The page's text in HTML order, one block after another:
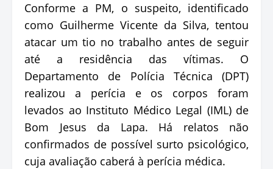
Conforme a PM, o suspeito, identificado
como Guilherme Vicente da Silva, tentou
atacar um tio no trabalho antes de seguir
até a residência das vítimas. O
Departamento de Polícia Técnica (DPT)
realizou a perícia e os corpos foram
levados ao Instituto Médico Legal (IML) de
Bom Jesus da Lapa. Há relatos não
confirmados de possível surto psicológico,
cuja avaliação caberá à perícia médica.